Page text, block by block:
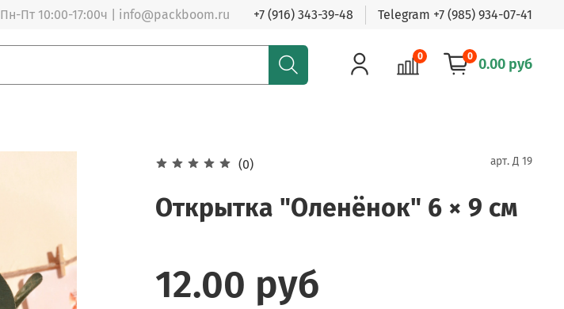
Пн-Пт 10:00-17:00ч | info@packboom.ru +7 (916) 343-39-48 Telegram +7 (985) 934-07-41
0 0 0.00 руб
(0) арт. Д 19
Открытка "Оленёнок" 6 × 9 см
12.00 руб